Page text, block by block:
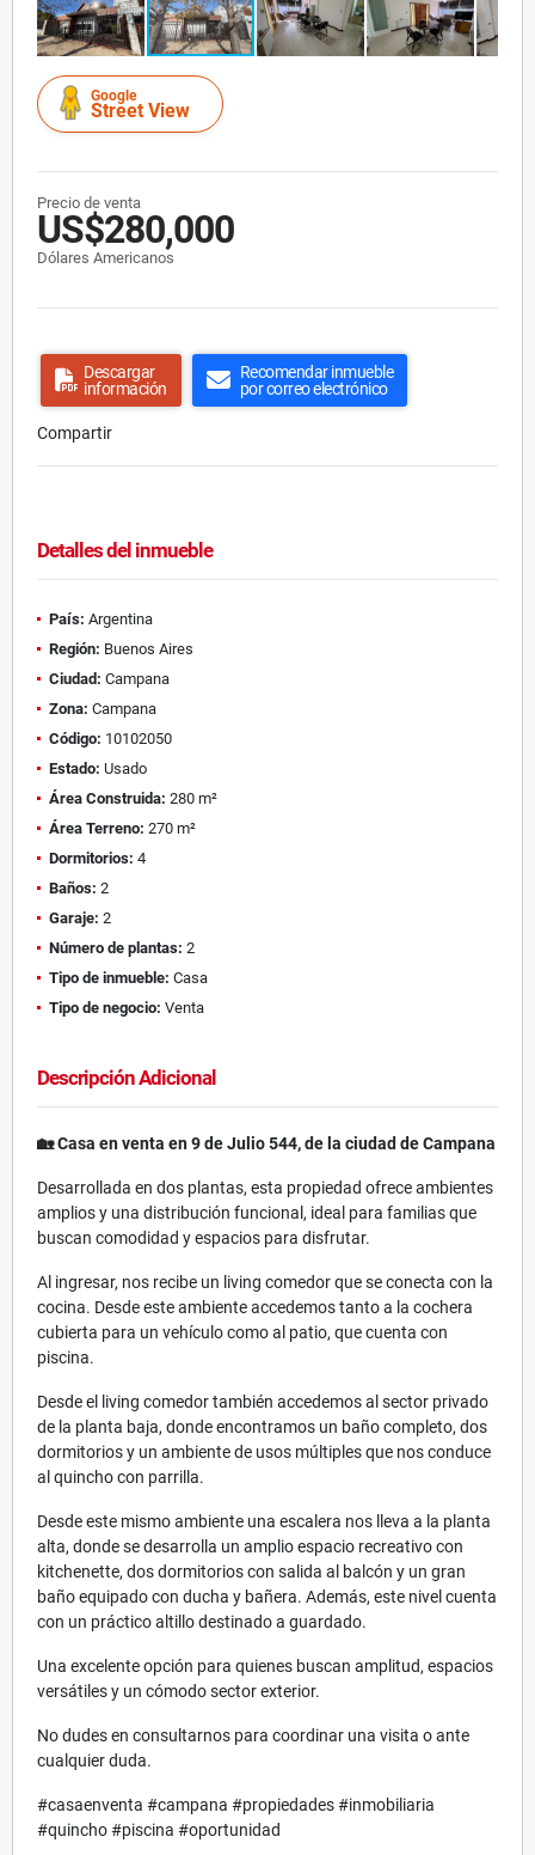
Google
Street View
Precio de venta
US$280,000
Dólares Americanos
Descargar
información
Recomendar inmueble
por correo electrónico
Compartir
Detalles del inmueble
País: Argentina
Región: Buenos Aires
Ciudad: Campana
Zona: Campana
Código: 10102050
Estado: Usado
Área Construida: 280 m²
Área Terreno: 270 m²
Dormitorios: 4
Baños: 2
Garaje: 2
Número de plantas: 2
Tipo de inmueble: Casa
Tipo de negocio: Venta
Descripción Adicional
🏡 Casa en venta en 9 de Julio 544, de la ciudad de Campana
Desarrollada en dos plantas, esta propiedad ofrece ambientes
amplios y una distribución funcional, ideal para familias que
buscan comodidad y espacios para disfrutar.
Al ingresar, nos recibe un living comedor que se conecta con la
cocina. Desde este ambiente accedemos tanto a la cochera
cubierta para un vehículo como al patio, que cuenta con
piscina.
Desde el living comedor también accedemos al sector privado
de la planta baja, donde encontramos un baño completo, dos
dormitorios y un ambiente de usos múltiples que nos conduce
al quincho con parrilla.
Desde este mismo ambiente una escalera nos lleva a la planta
alta, donde se desarrolla un amplio espacio recreativo con
kitchenette, dos dormitorios con salida al balcón y un gran
baño equipado con ducha y bañera. Además, este nivel cuenta
con un práctico altillo destinado a guardado.
Una excelente opción para quienes buscan amplitud, espacios
versátiles y un cómodo sector exterior.
No dudes en consultarnos para coordinar una visita o ante
cualquier duda.
#casaenventa #campana #propiedades #inmobiliaria
#quincho #piscina #oportunidad